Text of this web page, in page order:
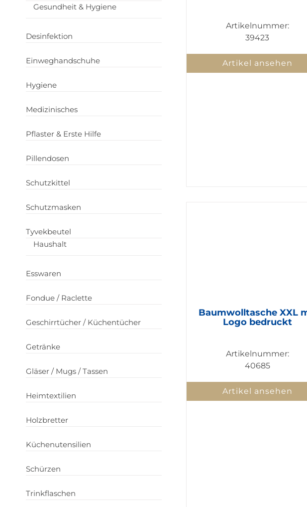
Gesundheit & Hygiene
Desinfektion
Einweghandschuhe
Hygiene
Medizinisches
Pflaster & Erste Hilfe
Pillendosen
Schutzkittel
Schutzmasken
Tyvekbeutel
Haushalt
Esswaren
Fondue / Raclette
Geschirrtücher / Küchentücher
Getränke
Gläser / Mugs / Tassen
Heimtextilien
Holzbretter
Küchenutensilien
Schürzen
Trinkflaschen
Artikelnummer:
39423
Artikel ansehen
Baumwolltasche XXL
Logo bedruckt
Artikelnummer:
40685
Artikel ansehen